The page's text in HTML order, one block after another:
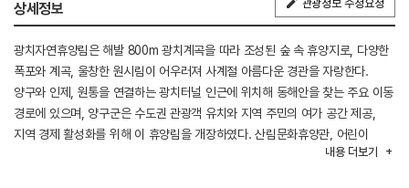
상세정보 관광정보 수정요청
광치자연휴양림은 해발 800m 광치계곡을 따라 조성된 숲 속 휴양지로, 다양한
폭포와 계곡, 울창한 원시림이 어우러져 사계절 아름다운 경관을 자랑한다.
양구와 인제, 원통을 연결하는 광치터널 인근에 위치해 동해안을 찾는 주요 이동
경로에 있으며, 양구군은 수도권 관광객 유치와 지역 주민의 여가 공간 제공,
지역 경제 활성화를 위해 이 휴양림을 개장하였다. 산림문화휴양관, 어린이
놀이터, 족구장, 산책로, 숲 속 모험시설 등 다양한 편의시설이 마련되어 있고,
내용 더보기